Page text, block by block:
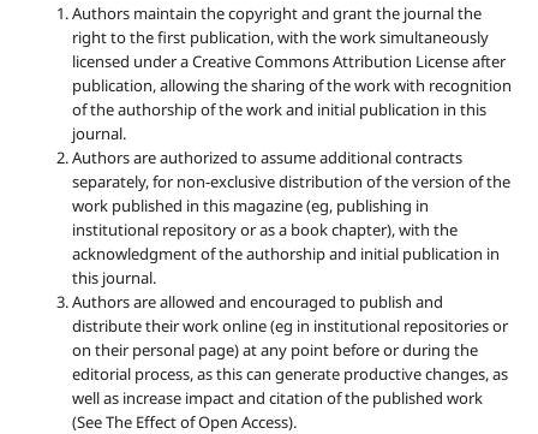
Authors maintain the copyright and grant the journal the
right to the first publication, with the work simultaneously
licensed under a Creative Commons Attribution License after
publication, allowing the sharing of the work with recognition
of the authorship of the work and initial publication in this
journal.
Authors are authorized to assume additional contracts
separately, for non-exclusive distribution of the version of the
work published in this magazine (eg, publishing in
institutional repository or as a book chapter), with the
acknowledgment of the authorship and initial publication in
this journal.
Authors are allowed and encouraged to publish and
distribute their work online (eg in institutional repositories or
on their personal page) at any point before or during the
editorial process, as this can generate productive changes, as
well as increase impact and citation of the published work
(See The Effect of Open Access).